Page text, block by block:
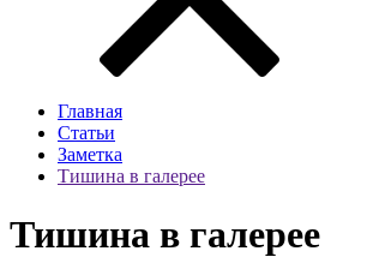
Главная
Статьи
Заметка
Тишина в галерее
Тишина в галерее